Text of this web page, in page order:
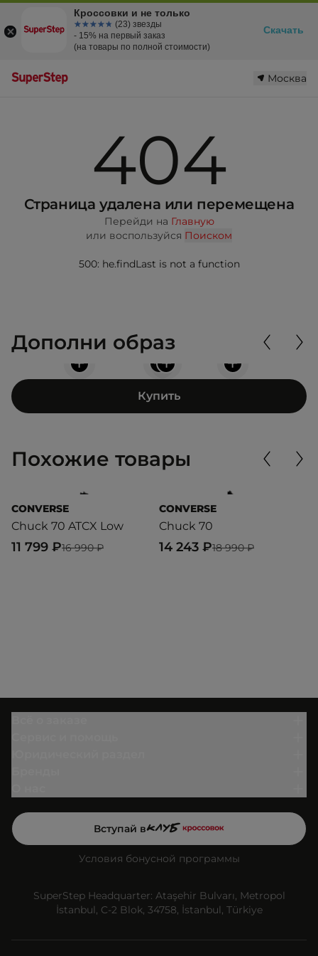
Москва
404
Страница удалена или перемещена
Перейди на Главную
или воспользуйся Поиском
500: he.findLast is not a function
Дополни образ
+
+ + +
Купить
Похожие товары
CONVERSE
Chuck 70 ATCX Low
16 990 ₽
11 799 ₽
CONVERSE
Chuck 70
18 990 ₽
14 243 ₽
Вступай в
Условия бонусной программы
SuperStep Headquarter: Ataşehir Bulvarı, Metropol
İstanbul, C-2 Blok, 34758, İstanbul, Türkiye
Кроссовки и не только
☆☆☆☆☆
★★★★★ (23) звезды
- 15% на первый заказ
(на товары по полной стоимости)
Скачать